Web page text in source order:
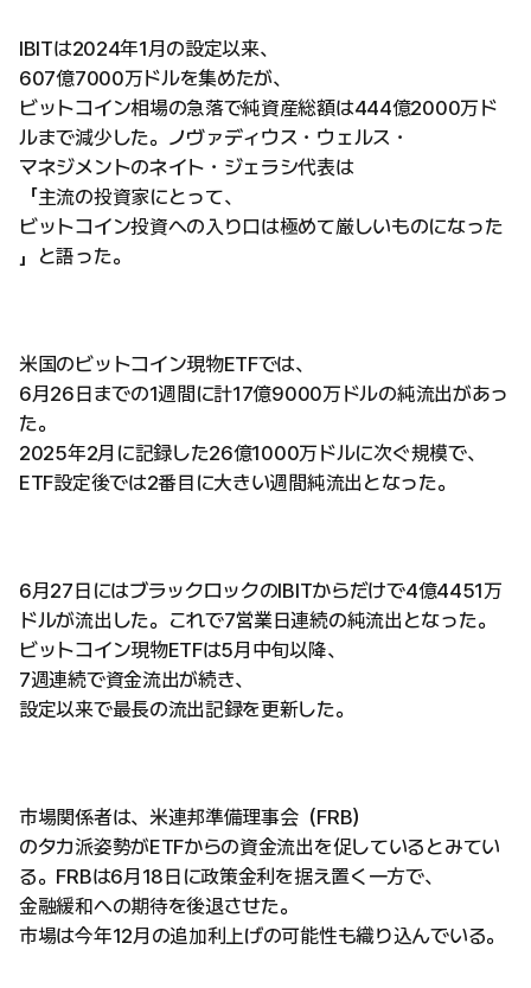
IBITは2024年1月の設定以来、
607億7000万ドルを集めたが、
ビットコイン相場の急落で純資産総額は444億2000万ド
ルまで減少した。ノヴァディウス・ウェルス・
マネジメントのネイト・ジェラシ代表は
「主流の投資家にとって、
ビットコイン投資への入り口は極めて厳しいものになった
」と語った。
米国のビットコイン現物ETFでは、
6月26日までの1週間に計17億9000万ドルの純流出があっ
た。
2025年2月に記録した26億1000万ドルに次ぐ規模で、
ETF設定後では2番目に大きい週間純流出となった。
6月27日にはブラックロックのIBITからだけで4億4451万
ドルが流出した。これで7営業日連続の純流出となった。
ビットコイン現物ETFは5月中旬以降、
7週連続で資金流出が続き、
設定以来で最長の流出記録を更新した。
市場関係者は、米連邦準備理事会（FRB）
のタカ派姿勢がETFからの資金流出を促しているとみてい
る。FRBは6月18日に政策金利を据え置く一方で、
金融緩和への期待を後退させた。
市場は今年12月の追加利上げの可能性も織り込んでいる。